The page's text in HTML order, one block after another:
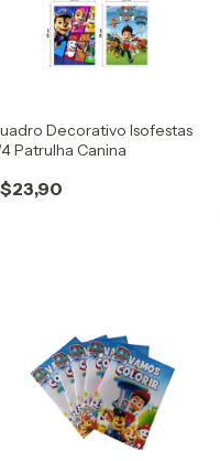
Decorativo Isofestas
Patrulha Canina